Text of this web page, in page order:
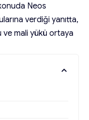
Neos
verdiği yanıtta,
ve mali yükü ortaya